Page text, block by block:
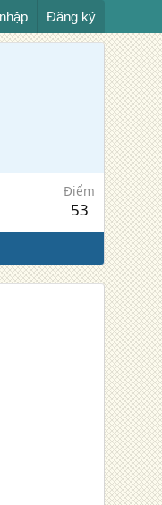
Đăng ký
Điểm
53